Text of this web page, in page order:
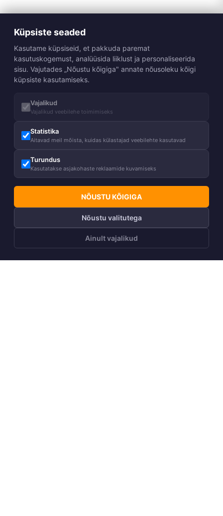
Küpsiste seaded
Kasutame küpsiseid, et pakkuda paremat
kasutuskogemust, analüüsida liiklust ja personaliseerida
sisu. Vajutades „Nõustu kõigiga" annate nõusoleku kõigi
küpsiste kasutamiseks.
Vajalikud
Vajalikud veebilehe toimimiseks
Statistika
Aitavad meil mõista, kuidas külastajad veebilehte kasutavad
Turundus
Kasutatakse asjakohaste reklaamide kuvamiseks
NÕUSTU KÕIGIGA
Nõustu valitutega
Ainult vajalikud